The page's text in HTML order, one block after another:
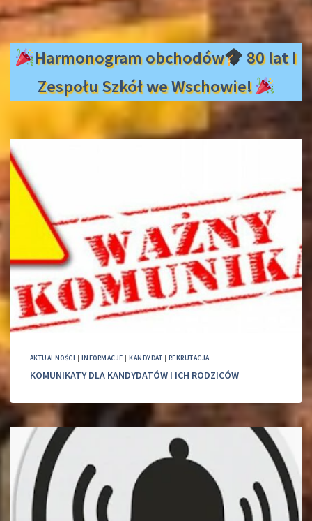
Harmonogram obchodów
80 lat I
Zespołu Szkół we Wschowie!
AKTUALNOŚCI | INFORMACJE |KANDYDAT | REKRUTACJA
KOMUNIKATY DLA KANDYDATÓW I ICH RODZICÓW